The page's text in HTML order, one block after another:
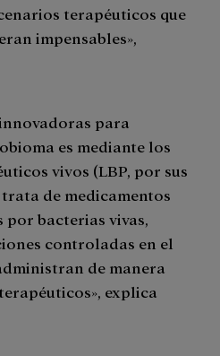
terapéuticos que
impensables»,
para
es mediante los
vivos (LBP, por sus
trata de medicamentos
bacterias vivas,
controladas en el
de manera
explica